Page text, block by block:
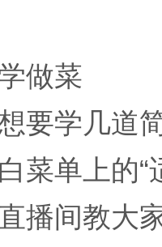
做菜
要学几道
菜单上的
播间教大